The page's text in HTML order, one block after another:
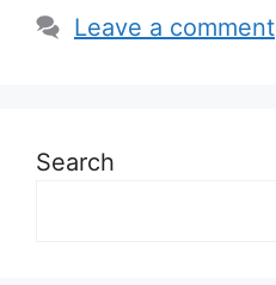
Leave a comment
Search